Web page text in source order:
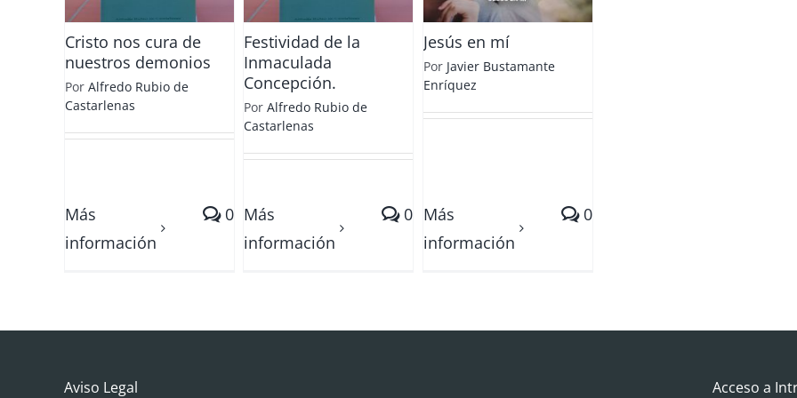
Cristo nos cura de
nuestros demonios
Por Alfredo Rubio de
Castarlenas
Más
información
0
Festividad de la
Inmaculada
Concepción.
Por Alfredo Rubio de
Castarlenas
Más
información
0
Jesús en mí
Por Javier Bustamante
Enríquez
Más
información
0
Aviso Legal Acceso a